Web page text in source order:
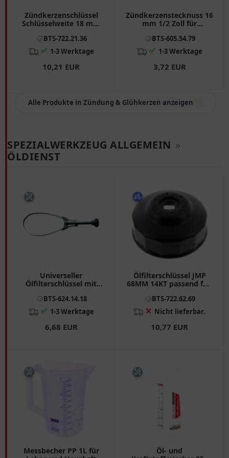
Zündkerzenschlüssel
Schlüsselweite 18 mm
passend für: Honda CB
BTS-722.21.36
✅ 1-3 Werktage
10,21 EUR
Zündkerzenstecknuss 16
mm 1/2 Zoll für
BTS-605.54.79
✅ 1-3 Werktage
3,72 EUR
Alle Produkte in Zündung & Glühkerzen anzeigen
SPEZIALWERKZEUG ALLGEMEIN »
ÖLDIENST
Universeller
Ölfilterschlüssel mit
BTS-624.14.18
✅ 1-3 Werktage
6,68 EUR
Ölfilterschlüssel JMP
68MM 14KT passend für:
Xciting 7226269
BTS-722.62.69
❌ Nicht lieferbar.
10,77 EUR
Messbecher PP 1L für
Öl- und